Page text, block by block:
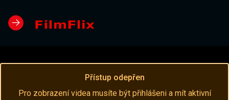
Přístup odepřen
Pro zobrazení videa musíte být přihlášeni a mít aktivní